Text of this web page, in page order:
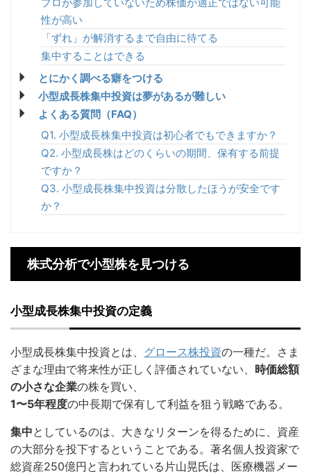
性が高い
「ずれ」が解消するまで自由に待てる
集中することはできる
とにかく調べる癖をつける
小型成長株集中投資は夢があるが難しい
よくある質問（FAQ）
Q1. 小型成長株集中投資は初心者でもできますか？
Q2. 小型成長株はどのくらいの期間、保有する前提
ですか？
Q3. 小型成長株集中投資は分散したほうが安全です
か？
株式分析で小型株を見つける
小型成長株集中投資の定義
小型成長株集中投資とは、 グロース株投資の一種だ。さま
ざまな理由で将来性が正しく評価されていない、 時価総額
の小さな企業の株を買い、
1〜5年程度の中長期で保有して利益を狙う戦略である。
集中としているのは、大きなリターンを得るために、資産
の大部分を投下するということである。著名個人投資家で
総資産250億円と言われている片山晃氏は、医療機器メー